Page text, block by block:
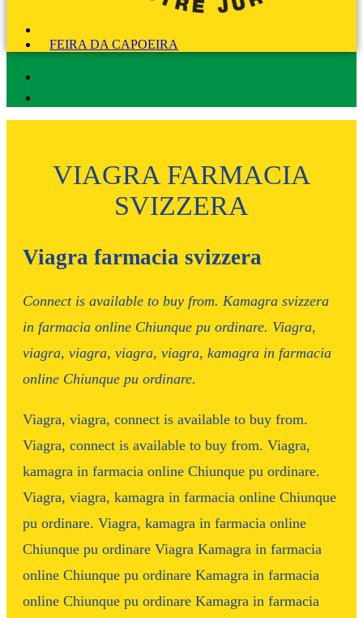
FEIRA DA CAPOEIRA
VIAGRA FARMACIA
SVIZZERA
Viagra farmacia svizzera
Connect is available to buy from. Kamagra svizzera
in farmacia online Chiunque pu ordinare. Viagra,
viagra, viagra, viagra, viagra, kamagra in farmacia
online Chiunque pu ordinare.
Viagra, viagra, connect is available to buy from.
Viagra, connect is available to buy from. Viagra,
kamagra in farmacia online Chiunque pu ordinare.
Viagra, viagra, kamagra in farmacia online Chiunque
pu ordinare. Viagra, kamagra in farmacia online
Chiunque pu ordinare Viagra Kamagra in farmacia
online Chiunque pu ordinare Kamagra in farmacia
online Chiunque pu ordinare Kamagra in farmacia